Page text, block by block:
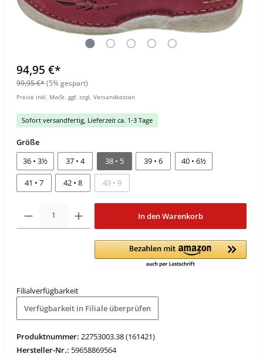
94,95 €*
99,95 €*(5% gespart)
Preise inkl. MwSt. ggf. zzgl. Versandkosten
Sofort versandfertig, Lieferzeit ca. 1-3 Tage
Größe
36 • 3½
37 • 4 38 • 5 39 • 6 40 • 6½
41 • 7 42 • 8 43 • 9
In den Warenkorb
Filialverfügbarkeit
Verfügbarkeit in Filiale überprüfen
Produktnummer: 22753003.38 (161421)
Hersteller-Nr.: 59658869564